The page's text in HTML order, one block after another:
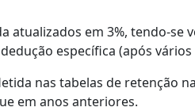
atualizados em 3%, tendo-
específica (após vários
nas tabelas de retenção
em anos anteriores.